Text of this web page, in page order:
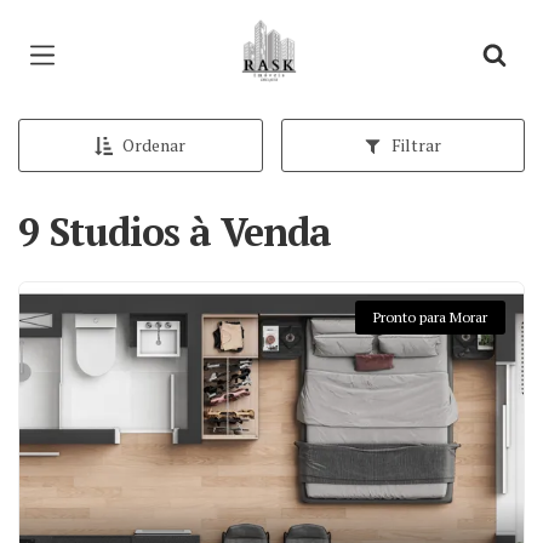
Página inicial
Ordenar Filtrar
9 Studios à Venda
Pronto para Morar